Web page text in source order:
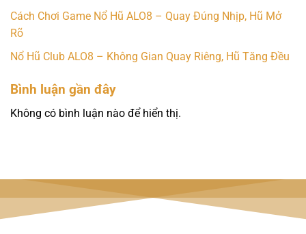
Cách Chơi Game Nổ Hũ ALO8 – Quay Đúng Nhịp, Hũ Mở
Rõ
Nổ Hũ Club ALO8 – Không Gian Quay Riêng, Hũ Tăng Đều
Bình luận gần đây
Không có bình luận nào để hiển thị.